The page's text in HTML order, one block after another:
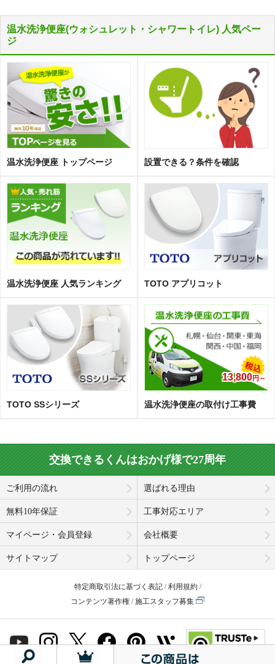
温水洗浄便座(ウォシュレット・シャワートイレ) 人気ペー
ジ
温水洗浄便座 トップページ 設置できる？条件を確認
温水洗浄便座 人気ランキング TOTO アプリコット
TOTO SSシリーズ
13,800 円～
温水洗浄便座の取付け工事費
交換できるくんはおかげ様で27周年
ご利用の流れ 選ばれる理由
無料10年保証 工事対応エリア
マイページ・会員登録 会社概要
サイトマップ トップページ
特定商取引法に基づく表記
利用規約
コンテンツ著作権
施工スタッフ募集